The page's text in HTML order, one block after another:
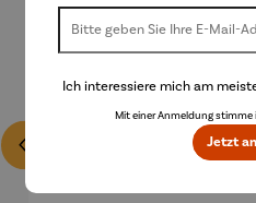
Ich interessiere mich am
Mit einer Anmeldung stimme
Jetzt